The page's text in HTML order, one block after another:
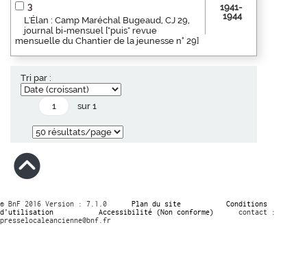
3
L'Élan : Camp Maréchal Bugeaud, CJ 29,
journal bi-mensuel ["puis" revue
mensuelle du Chantier de la jeunesse n° 29]
1941-
1944
Tri par :
sur 1
© BnF 2016 Version : 7.1.0 Plan du site
Conditions
d’utilisation
Accessibilité (Non conforme)
contact :
presselocaleancienne@bnf.fr